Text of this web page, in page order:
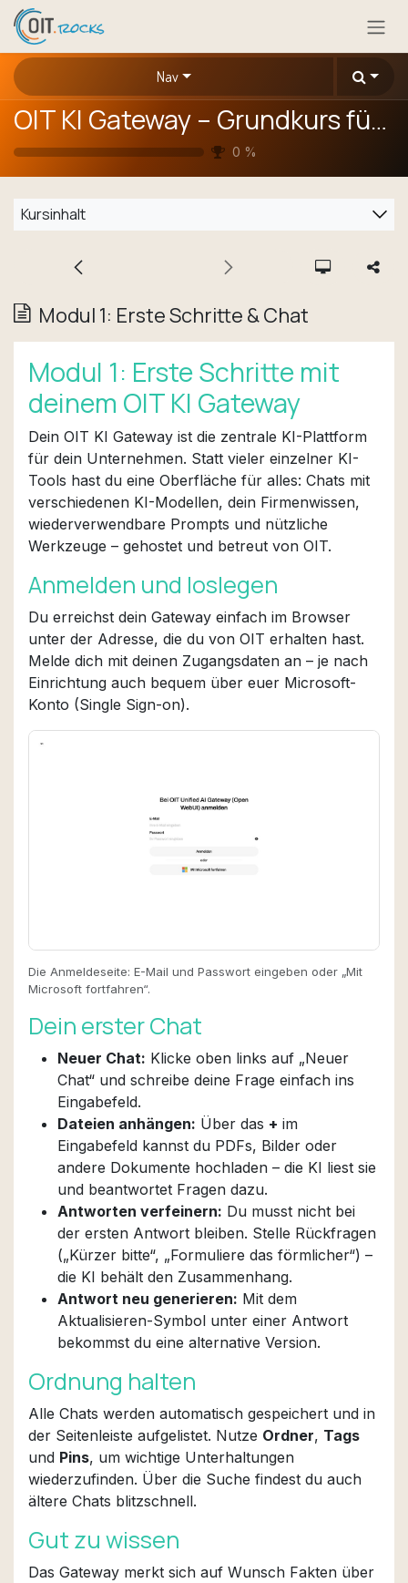
Zum Inhalt springen
Nav
OIT KI Gateway – Grundkurs für Anwender
0 %
Kursinhalt
Modul 1: Erste Schritte & Chat
Modul 1: Erste Schritte mit
deinem OIT KI Gateway
Dein OIT KI Gateway ist die zentrale KI-Plattform
für dein Unternehmen. Statt vieler einzelner KI-
Tools hast du eine Oberfläche für alles: Chats mit
verschiedenen KI-Modellen, dein Firmenwissen,
wiederverwendbare Prompts und nützliche
Werkzeuge – gehostet und betreut von OIT.
Anmelden und loslegen
Du erreichst dein Gateway einfach im Browser
unter der Adresse, die du von OIT erhalten hast.
Melde dich mit deinen Zugangsdaten an – je nach
Einrichtung auch bequem über euer Microsoft-
Konto (Single Sign-on).
Die Anmeldeseite: E-Mail und Passwort eingeben oder „Mit
Microsoft fortfahren“.
Dein erster Chat
Neuer Chat: Klicke oben links auf „Neuer
Chat“ und schreibe deine Frage einfach ins
Eingabefeld.
Dateien anhängen: Über das + im
Eingabefeld kannst du PDFs, Bilder oder
andere Dokumente hochladen – die KI liest sie
und beantwortet Fragen dazu.
Antworten verfeinern: Du musst nicht bei
der ersten Antwort bleiben. Stelle Rückfragen
(„Kürzer bitte“, „Formuliere das förmlicher“) –
die KI behält den Zusammenhang.
Antwort neu generieren: Mit dem
Aktualisieren-Symbol unter einer Antwort
bekommst du eine alternative Version.
Ordnung halten
Alle Chats werden automatisch gespeichert und in
der Seitenleiste aufgelistet. Nutze Ordner, Tags
und Pins, um wichtige Unterhaltungen
wiederzufinden. Über die Suche findest du auch
ältere Chats blitzschnell.
Gut zu wissen
Das Gateway merkt sich auf Wunsch Fakten über